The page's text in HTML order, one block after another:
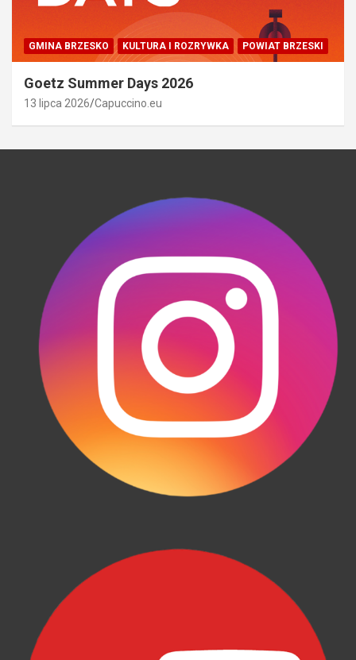
GMINA BRZESKO KULTURA I ROZRYWKA POWIAT BRZESKI
Goetz Summer Days 2026
13 lipca 2026 Capuccino.eu